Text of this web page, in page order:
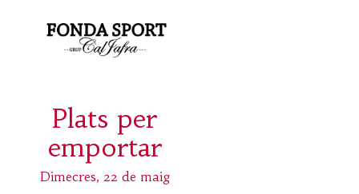
Plats per
emportar
Dimecres, 22 de maig